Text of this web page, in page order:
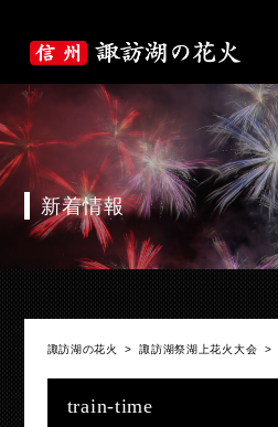
新着情報
諏訪湖の花火 >諏訪湖祭湖上花火大会 >
train-time